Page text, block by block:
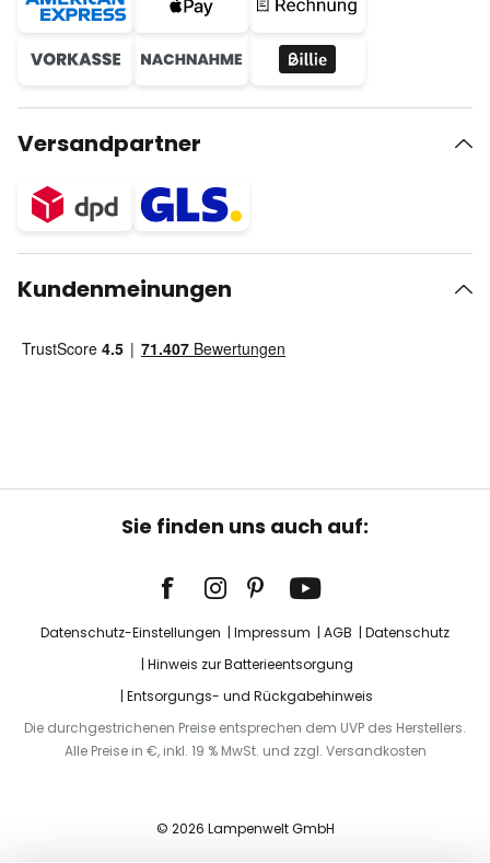
Versandpartner
Kundenmeinungen
Sie finden uns auch auf:
Datenschutz-Einstellungen Impressum AGB
Datenschutz
Hinweis zur Batterieentsorgung
Entsorgungs- und Rückgabehinweis
Die durchgestrichenen Preise entsprechen dem UVP des Herstellers.
Alle Preise in €, inkl. 19 % MwSt. und zzgl. Versandkosten
© 2026 Lampenwelt GmbH